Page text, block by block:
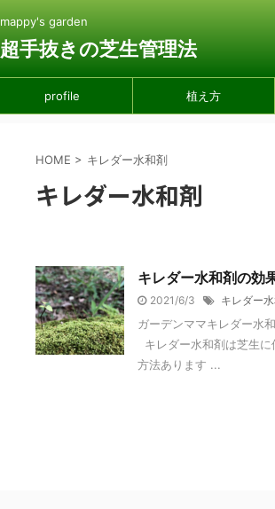
mappy's garden
超手抜きの芝生管理法
profile 植え方
HOME > キレダー水和剤
キレダー水和剤
キレダー水和剤の効
2021/6/3 キレダー
ガーデンママキレダー水
キレダー水和剤は芝生
方法あります ...